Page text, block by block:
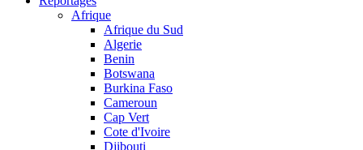
Afrique
Afrique du Sud
Algerie
Benin
Botswana
Burkina Faso
Cameroun
Cap Vert
Cote d'Ivoire
Djibouti